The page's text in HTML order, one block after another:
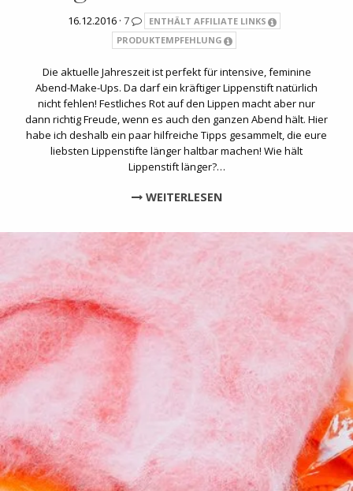
16.12.2016 · 7
ENTHÄLT AFFILIATE LINKS
PRODUKTEMPFEHLUNG
Die aktuelle Jahreszeit ist perfekt für intensive, feminine
Abend-Make-Ups. Da darf ein kräftiger Lippenstift natürlich
nicht fehlen! Festliches Rot auf den Lippen macht aber nur
dann richtig Freude, wenn es auch den ganzen Abend hält. Hier
habe ich deshalb ein paar hilfreiche Tipps gesammelt, die eure
liebsten Lippenstifte länger haltbar machen! Wie hält
Lippenstift länger?…
WEITERLESEN